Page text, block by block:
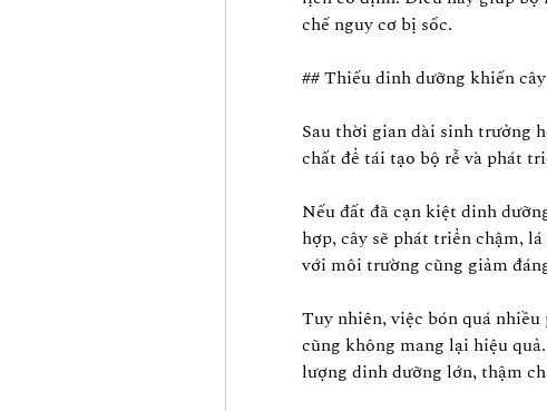
chế nguy cơ bị sốc.
## Thiếu dinh dưỡng khiến
Sau thời gian dài sinh trưởng
chất để tái tạo bộ rễ và phát
Nếu đất đã cạn kiệt dinh
hợp, cây sẽ phát triển chậm,
với môi trường cũng giảm
Tuy nhiên, việc bón quá
cũng không mang lại hiệu
lượng dinh dưỡng lớn, thậm